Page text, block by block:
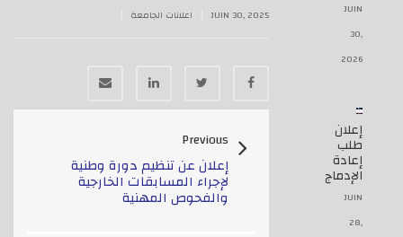
JUIN 30, 2025 اعلانات الجامعة
Previous
إعلان عن تنظيم دورة وطنية
لإجراء المسابقات الخارجية
والفحوص المهنية
JUIN
30,
2026
إعلان
طلب
إعادة
الإدماج
JUIN
28,